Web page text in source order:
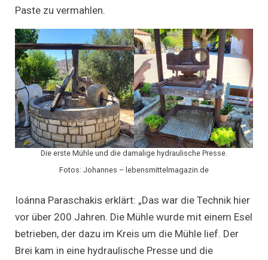
Paste zu vermahlen.
Die erste Mühle und die damalige hydraulische Presse.
Fotos: Johannes – lebensmittelmagazin.de
Ioánna Paraschakis erklärt: „Das war die Technik hier
vor über 200 Jahren. Die Mühle wurde mit einem Esel
betrieben, der dazu im Kreis um die Mühle lief. Der
Brei kam in eine hydraulische Presse und die